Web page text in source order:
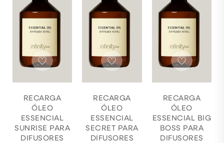
RECARGA
ÓLEO
ESSENCIAL
SUNRISE PARA
DIFUSORES
RECARGA
ÓLEO
ESSENCIAL
SECRET PARA
DIFUSORES
RECARGA
ÓLEO
ESSENCIAL BIG
BOSS PARA
DIFUSORES